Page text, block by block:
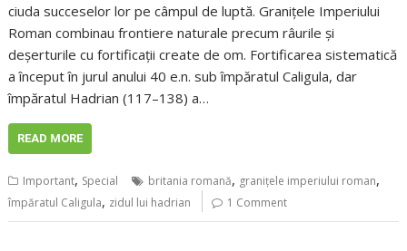
ciuda succeselor lor pe câmpul de luptă. Granițele Imperiului
Roman combinau frontiere naturale precum râurile și
deșerturile cu fortificații create de om. Fortificarea sistematică
a început în jurul anului 40 e.n. sub împăratul Caligula, dar
împăratul Hadrian (117–138) a…
READ MORE
Important, Special britania romană, granițele imperiului roman,
împăratul Caligula, zidul lui hadrian 1 Comment